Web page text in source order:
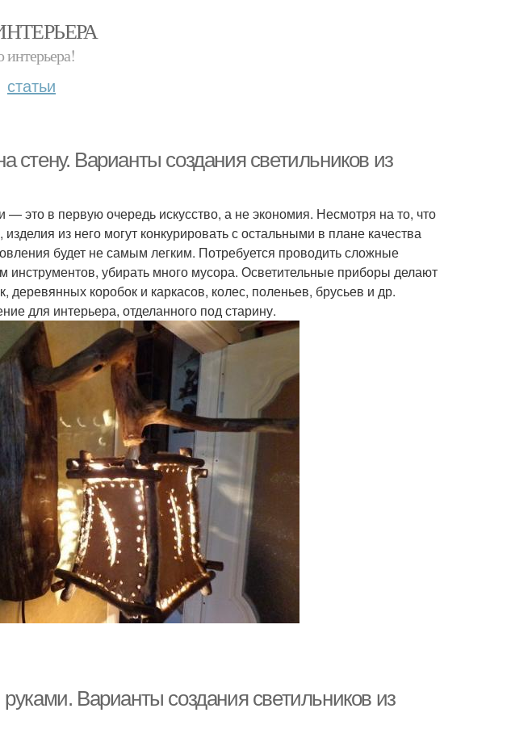
интерьера!
статьи
стену. Варианты создания светильников из
— это в первую очередь искусство, а не экономия. Несмотря на то, что
из него могут конкурировать с остальными в плане качества
будет не самым легким. Потребуется проводить сложные
инструментов, убирать много мусора. Осветительные приборы делают
деревянных коробок и каркасов, колес, поленьев, брусьев и др.
для интерьера, отделанного под старину.
Варианты создания светильников из